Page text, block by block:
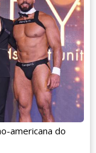
americana do